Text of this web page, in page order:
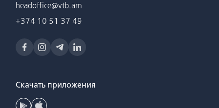
headoffice@vtb.am
+374 10 51 37 49
Скачать приложения